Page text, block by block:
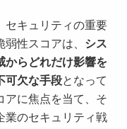
セキュリティの重要
性スコアは、 シス
からどれだけ影響を
可欠な手段となって
アに焦点を当て、そ
業のセキュリティ戦